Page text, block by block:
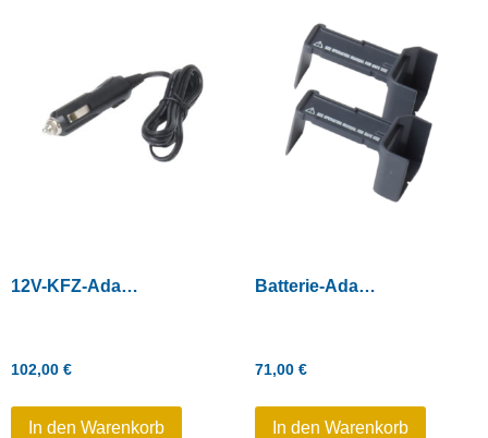
12V-KFZ-Adapter für Doppel-Ladegerät
102,00 €
In den Warenkorb
Batterie-Adapter für Ladestation (2 Stück)
71,00 €
In den Warenkorb